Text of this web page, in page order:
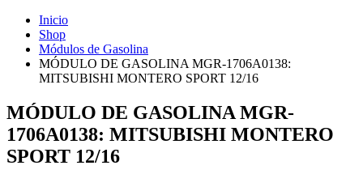
Inicio
Shop
Módulos de Gasolina
MÓDULO DE GASOLINA MGR-1706A0138:
MITSUBISHI MONTERO SPORT 12/16
MÓDULO DE GASOLINA MGR-
1706A0138: MITSUBISHI MONTERO
SPORT 12/16